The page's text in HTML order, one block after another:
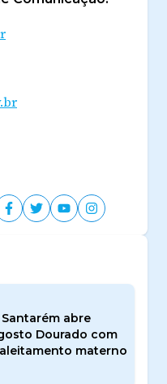
abre
Dourado com
materno